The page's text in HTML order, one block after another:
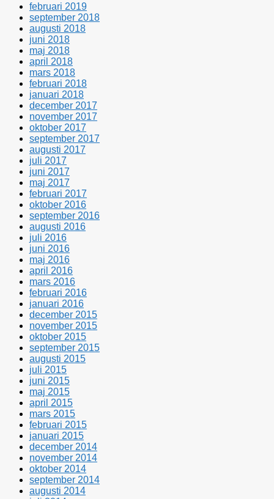
februari 2019
september 2018
augusti 2018
juni 2018
maj 2018
april 2018
mars 2018
februari 2018
januari 2018
december 2017
november 2017
oktober 2017
september 2017
augusti 2017
juli 2017
juni 2017
maj 2017
februari 2017
oktober 2016
september 2016
augusti 2016
juli 2016
juni 2016
maj 2016
april 2016
mars 2016
februari 2016
januari 2016
december 2015
november 2015
oktober 2015
september 2015
augusti 2015
juli 2015
juni 2015
maj 2015
april 2015
mars 2015
februari 2015
januari 2015
december 2014
november 2014
oktober 2014
september 2014
augusti 2014